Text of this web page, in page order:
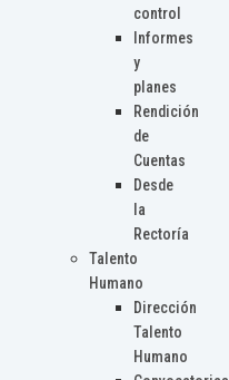
control
Informes
y
planes
Rendición
de
Cuentas
Desde
la
Rectoría
Talento
Humano
Dirección
Talento
Humano